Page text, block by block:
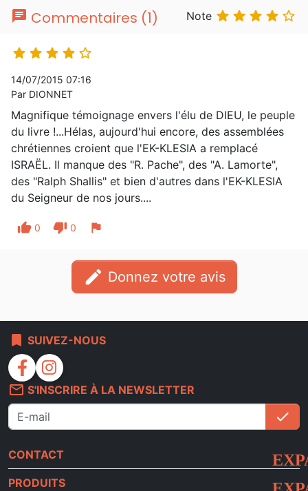
chat Commentaires (1) Note     
    
14/07/2015 07:16
Par DIONNET
Magnifique témoignage envers l'élu de DIEU, le peuple
du livre !...Hélas, aujourd'hui encore, des assemblées
chrétiennes croient que l'EK-KLESIA a remplacé
ISRAËL. Il manque des "R. Pache", des "A. Lamorte",
des "Ralph Shallis" et bien d'autres dans l'EK-KLESIA
du Seigneur de nos jours....
thumb_up 0 thumb_down 0 flag
edit Donnez votre avis
bookmark SUIVEZ-NOUS
facebook
instagram
mail_outline S'INSCRIRE À LA NEWSLETTER
check
CONTACT
PRODUITS